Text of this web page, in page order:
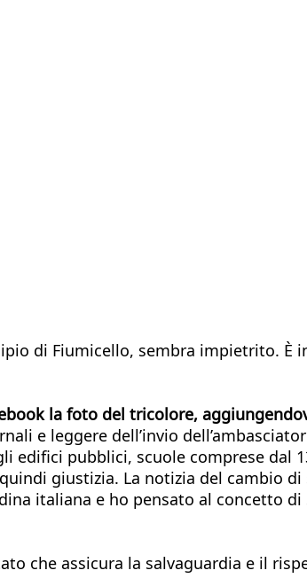
di Fiumicello, sembra impietrito. È
la foto del tricolore,
e leggere dell’invio
pubblici, scuole comprese dal
giustizia. La notizia del cambio
italiana e ho pensato al concetto
che assicura la salvaguardia e il